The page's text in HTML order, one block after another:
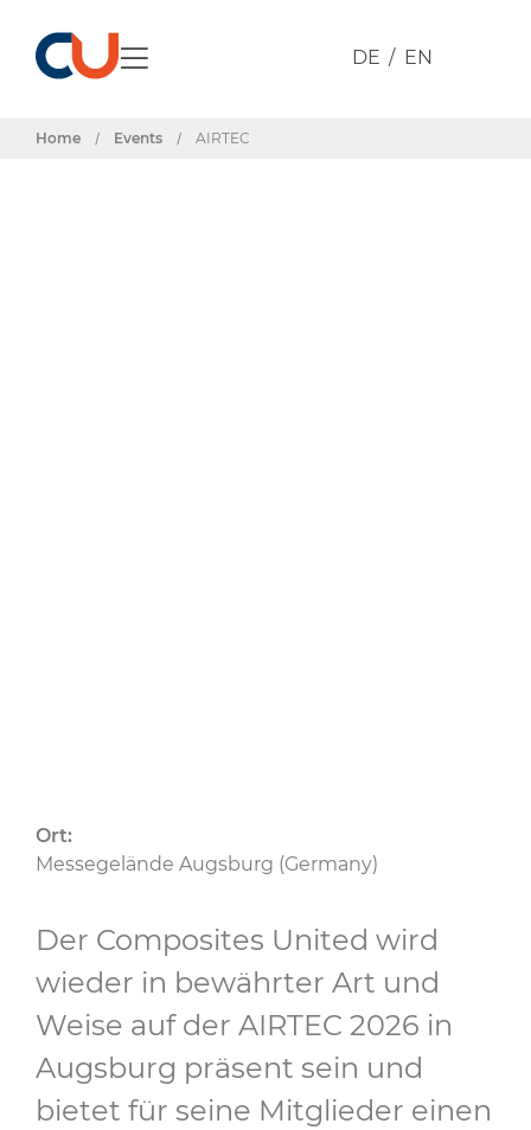
DE EN
Home / Events / AIRTEC
Ort:
Messegelände Augsburg (Germany)
Der Composites United wird
wieder in bewährter Art und
Weise auf der AIRTEC 2026 in
Augsburg präsent sein und
bietet für seine Mitglieder einen